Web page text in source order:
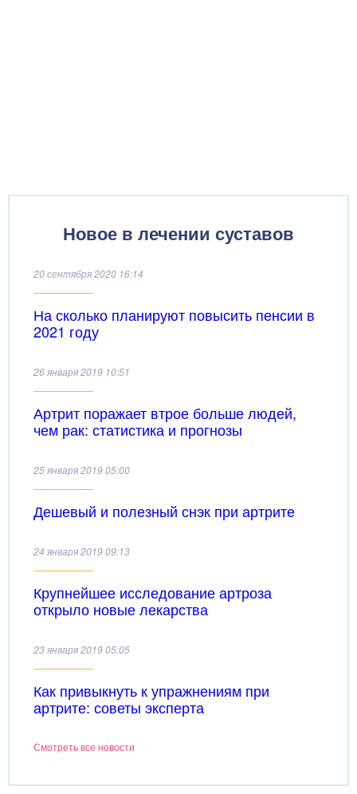
Новое в лечении суставов
20 сентября 2020 16:14
На сколько планируют повысить пенсии в
2021 году
26 января 2019 10:51
Артрит поражает втрое больше людей,
чем рак: статистика и прогнозы
25 января 2019 05:00
Дешевый и полезный снэк при артрите
24 января 2019 09:13
Крупнейшее исследование артроза
открыло новые лекарства
23 января 2019 05:05
Как привыкнуть к упражнениям при
артрите: советы эксперта
Смотреть все новости